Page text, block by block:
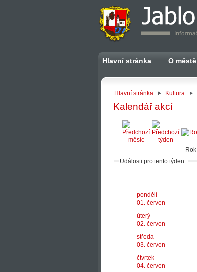
Hlavní stránka O městě
Hlavní stránka Kultura
Kalendář akcí
Rok
Události pro tento týden :
pondělí
01. červen
úterý
02. červen
středa
03. červen
čtvrtek
04. červen